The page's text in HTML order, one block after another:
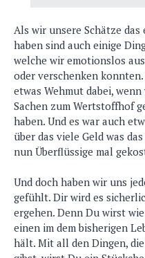
Als wir unsere Schätze
haben sind auch einige
welche wir emotionslos
oder verschenken
etwas Wehmut dabei,
Sachen zum Wertstoffhof
haben. Und es war auch
über das viele Geld was
nun Überflüssige mal
Und doch haben wir uns
gefühlt. Dir wird es
ergehen. Denn Du wirst
einen im dem bisherigen
hält. Mit all den Dingen,